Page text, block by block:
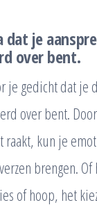
dat je
over bent.
je gedicht dat je
over bent.
raakt, kun je
brengen. Of
of hoop, het